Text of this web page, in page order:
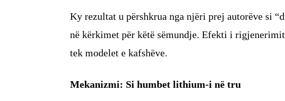
Ky rezultat u përshkrua nga njëri prej autorëve si
në kërkimet për këtë sëmundje. Efekti i
tek modelet e kafshëve.
Mekanizmi: Si humbet lithium-i në tru